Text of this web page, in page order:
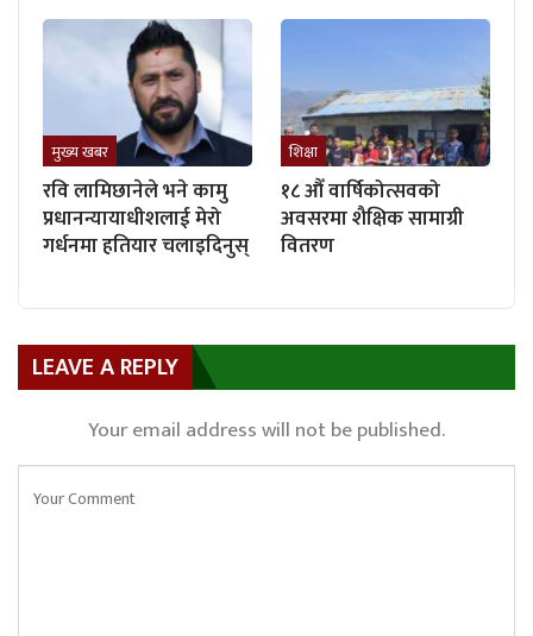
मुख्य खबर
रवि लामिछानेले भने कामु
प्रधानन्यायाधीशलाई मेरो
गर्धनमा हतियार चलाइदिनुस्
शिक्षा
१८ औँ वार्षिकोत्सवको
अवसरमा शैक्षिक सामाग्री
वितरण
LEAVE A REPLY
Your email address will not be published.